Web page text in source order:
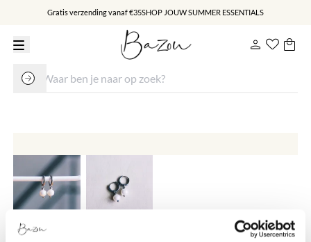
Gratis verzending vanaf €35SHOP JOUW SUMMER ESSENTIALS